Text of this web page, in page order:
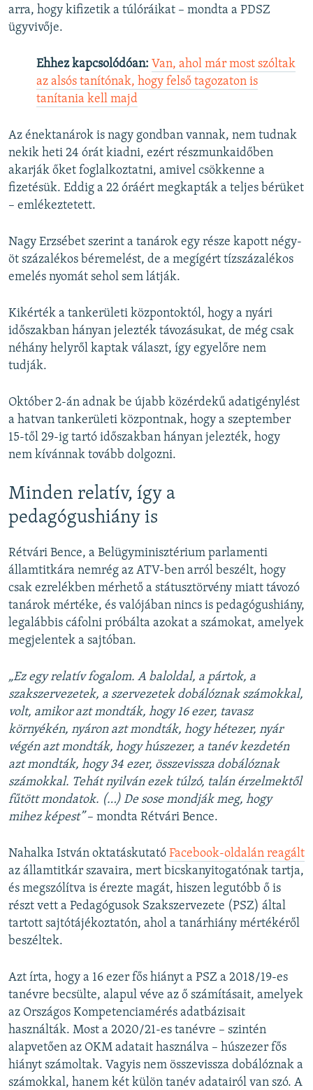
arra, hogy kifizetik a túlóráikat – mondta a PDSZ
ügyvivője.
Ehhez kapcsolódóan: Van, ahol már most szóltak
az alsós tanítónak, hogy felső tagozaton is
tanítania kell majd
Az énektanárok is nagy gondban vannak, nem tudnak
nekik heti 24 órát kiadni, ezért részmunkaidőben
akarják őket foglalkoztatni, amivel csökkenne a
fizetésük. Eddig a 22 óráért megkapták a teljes bérüket
– emlékeztetett.
Nagy Erzsébet szerint a tanárok egy része kapott négy-
öt százalékos béremelést, de a megígért tízszázalékos
emelés nyomát sehol sem látják.
Kikérték a tankerületi központoktól, hogy a nyári
időszakban hányan jelezték távozásukat, de még csak
néhány helyről kaptak választ, így egyelőre nem
tudják.
Október 2-án adnak be újabb közérdekű adatigénylést
a hatvan tankerületi központnak, hogy a szeptember
15-től 29-ig tartó időszakban hányan jelezték, hogy
nem kívánnak tovább dolgozni.
Minden relatív, így a
pedagógushiány is
Rétvári Bence, a Belügyminisztérium parlamenti
államtitkára nemrég az ATV-ben arról beszélt, hogy
csak ezrelékben mérhető a státusztörvény miatt távozó
tanárok mértéke, és valójában nincs is pedagógushiány,
legalábbis cáfolni próbálta azokat a számokat, amelyek
megjelentek a sajtóban.
„Ez egy relatív fogalom. A baloldal, a pártok, a
szakszervezetek, a szervezetek dobálóznak számokkal,
volt, amikor azt mondták, hogy 16 ezer, tavasz
környékén, nyáron azt mondták, hogy hétezer, nyár
végén azt mondták, hogy húszezer, a tanév kezdetén
azt mondták, hogy 34 ezer, összevissza dobálóznak
számokkal. Tehát nyilván ezek túlzó, talán érzelmektől
fűtött mondatok. (…) De sose mondják meg, hogy
mihez képest”– mondta Rétvári Bence.
Nahalka István oktatáskutató Facebook-oldalán reagált
az államtitkár szavaira, mert bicskanyitogatónak tartja,
és megszólítva is érezte magát, hiszen legutóbb ő is
részt vett a Pedagógusok Szakszervezete (PSZ) által
tartott sajtótájékoztatón, ahol a tanárhiány mértékéről
beszéltek.
Azt írta, hogy a 16 ezer fős hiányt a PSZ a 2018/19-es
tanévre becsülte, alapul véve az ő számításait, amelyek
az Országos Kompetenciamérés adatbázisait
használták. Most a 2020/21-es tanévre – szintén
alapvetően az OKM adatait használva – húszezer fős
hiányt számoltak. Vagyis nem összevissza dobálóznak a
számokkal, hanem két külön tanév adatairól van szó. A